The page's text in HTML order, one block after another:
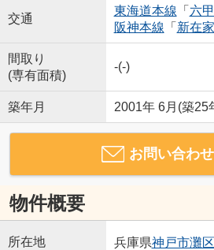
交通
東海道本線 「 六
阪神本線 「 新在家
間取り
(専有面積)
-(-)
築年月 2001年 6月(築25
お問い合わ
物件概要
所在地 兵庫県神戸市灘区